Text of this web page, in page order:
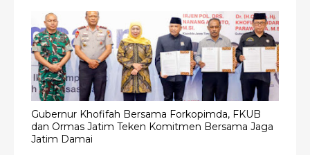
Gubernur Khofifah Bersama Forkopimda, FKUB
dan Ormas Jatim Teken Komitmen Bersama Jaga
Jatim Damai